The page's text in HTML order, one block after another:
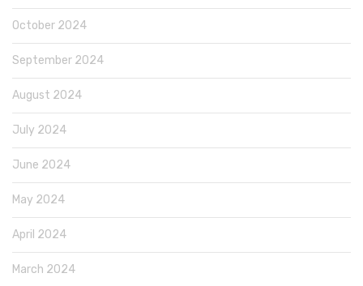
October 2024
September 2024
August 2024
July 2024
June 2024
May 2024
April 2024
March 2024